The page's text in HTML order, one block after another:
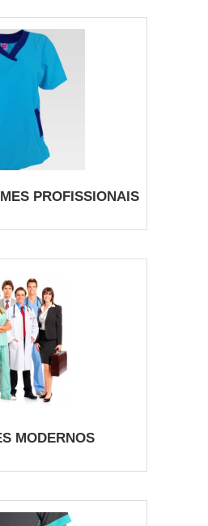
PROFISSIONAIS
MODERNOS